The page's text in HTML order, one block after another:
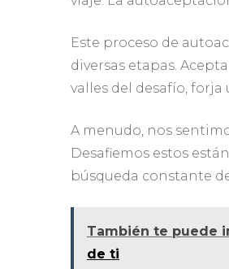
Este proceso de
diversas etapas.
valles del desafío,
A menudo, nos
Desafiemos estos
búsqueda constante
También te puede
de ti